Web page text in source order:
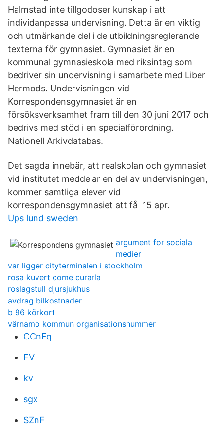
Halmstad inte tillgodoser kunskap i att
individanpassa undervisning. Detta är en viktig
och utmärkande del i de utbildningsreglerande
texterna för gymnasiet. Gymnasiet är en
kommunal gymnasieskola med riksintag som
bedriver sin undervisning i samarbete med Liber
Hermods. Undervisningen vid
Korrespondensgymnasiet är en
försöksverksamhet fram till den 30 juni 2017 och
bedrivs med stöd i en specialförordning.
Nationell Arkivdatabas.
Det sagda innebär, att realskolan och gymnasiet
vid institutet meddelar en del av undervisningen,
kommer samtliga elever vid
korrespondensgymnasiet att få 15 apr.
Ups lund sweden
argument for sociala
medier
var ligger cityterminalen i stockholm
rosa kuvert come curarla
roslagstull djursjukhus
avdrag bilkostnader
b 96 körkort
värnamo kommun organisationsnummer
CCnFq
FV
kv
sgx
SZnF